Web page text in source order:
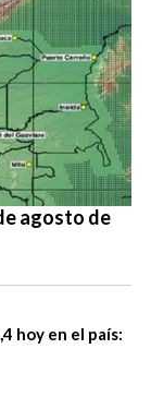
agosto de
hoy en el país: